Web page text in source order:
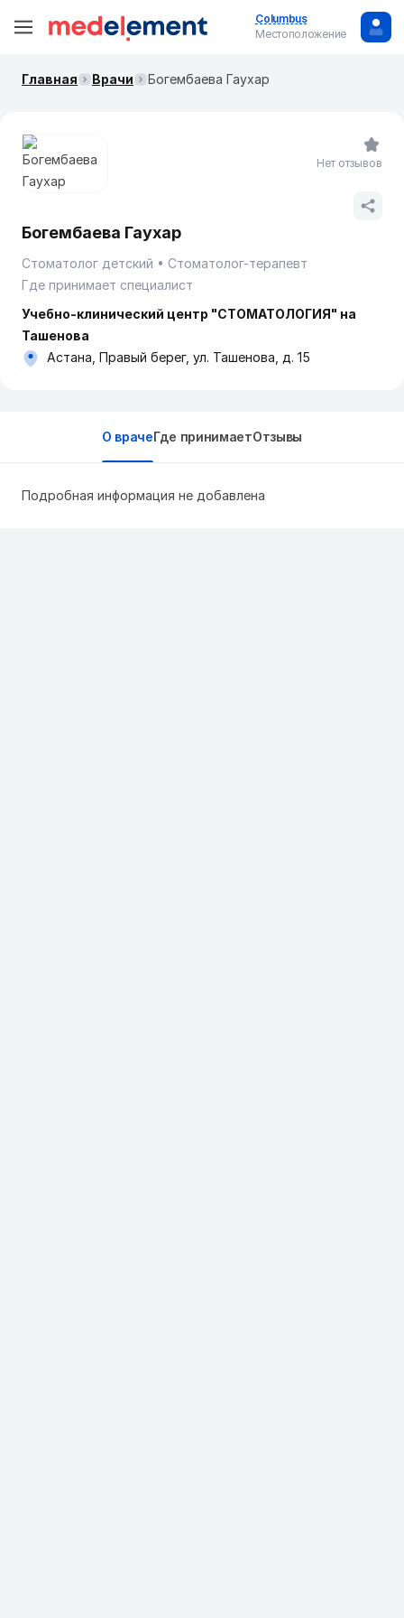
Columbus
Местоположение
Главная Врачи Богембаева Гаухар
Богембаева Гаухар
Стоматолог детский
Стоматолог-терапевт
Где принимает специалист
Учебно-клинический центр "СТОМАТОЛОГИЯ" на
Ташенова
Астана, Правый берег, ул. Ташенова, д. 15
Нет отзывов
О врачеГде принимаетОтзывы
Подробная информация не добавлена